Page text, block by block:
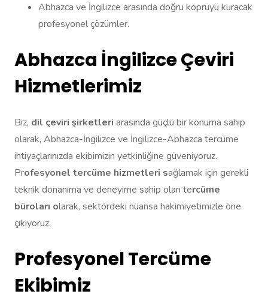
Abhazca ve İngilizce arasında doğru köprüyü kuracak
profesyonel çözümler.
Abhazca İngilizce Çeviri
Hizmetlerimiz
Biz, dil çeviri şirketleri arasında güçlü bir konuma sahip
olarak, Abhazca-İngilizce ve İngilizce-Abhazca tercüme
ihtiyaçlarınızda ekibimizin yetkinliğine güveniyoruz.
Profesyonel tercüme hizmetleri sağlamak için gerekli
teknik donanıma ve deneyime sahip olan tercüme
büroları olarak, sektördeki nüansa hakimiyetimizle öne
çıkıyoruz.
Profesyonel Tercüme
Ekibimiz